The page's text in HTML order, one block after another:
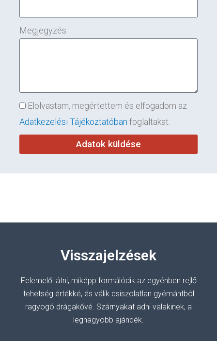
Megjegyzés
Elolvastam, megértettem és elfogadom az
Adatkezelési Tájékoztatóban foglaltakat.
Adatok küldése
Visszajelzések
Felemelőlátni, miképp formálódik az egyénben rejlő
tehetség értékké, és válik csiszolatlan gyémántból
ragyogó drágakővé. Szárnyakat adni valakinek, a
legnagyobb ajándék.